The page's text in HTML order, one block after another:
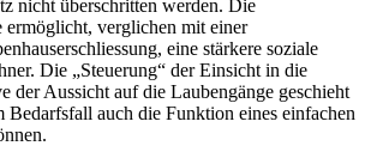
nicht überschritten werden. Die
ermöglicht, verglichen mit einer
eine stärkere soziale
Die „Steuerung“ der Einsicht in die
der Aussicht auf die Laubengänge geschieht
Bedarfsfall auch die Funktion eines einfachen